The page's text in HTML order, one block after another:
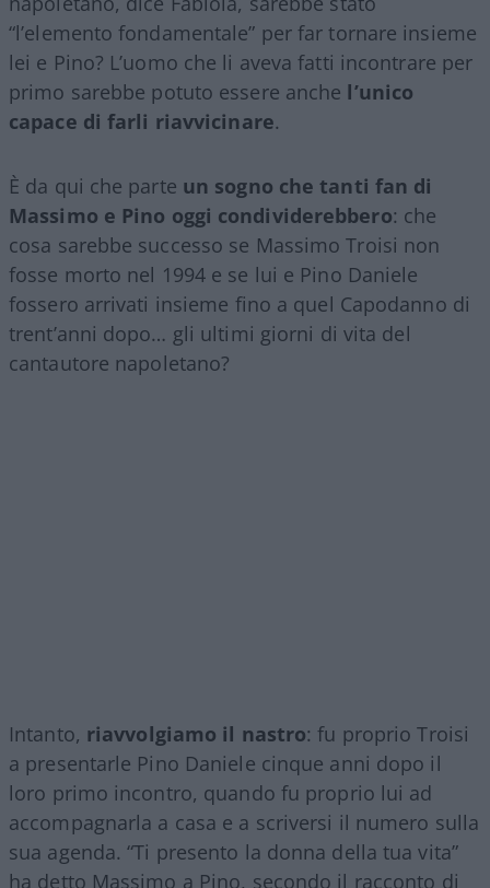
“l’elemento fondamentale” per far tornare insieme
lei e Pino? L’uomo che li aveva fatti incontrare per
primo sarebbe potuto essere anche l’unico
capace di farli riavvicinare.
È da qui che parte un sogno che tanti fan di
Massimo e Pino oggi condividerebbero: che
cosa sarebbe successo se Massimo Troisi non
fosse morto nel 1994 e se lui e Pino Daniele
fossero arrivati insieme fino a quel Capodanno di
trent’anni dopo… gli ultimi giorni di vita del
cantautore napoletano?
Intanto, riavvolgiamo il nastro: fu proprio Troisi
a presentarle Pino Daniele cinque anni dopo il
loro primo incontro, quando fu proprio lui ad
accompagnarla a casa e a scriversi il numero sulla
sua agenda. “Ti presento la donna della tua vita”
ha detto Massimo a Pino, secondo il racconto di